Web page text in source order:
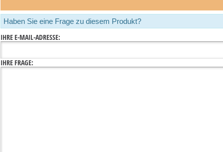
Haben Sie eine Frage zu diesem Produkt?
IHRE E-MAIL-ADRESSE:
IHRE FRAGE: